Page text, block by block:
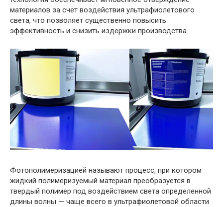
материалов за счет воздействия ультрафиолетового
света, что позволяет существенно повысить
эффективность и снизить издержки производства.
Фотополимеризацией называют процесс, при котором
жидкий полимеризуемый материал преобразуется в
твердый полимер под воздействием света определенной
длины волны — чаще всего в ультрафиолетовой области